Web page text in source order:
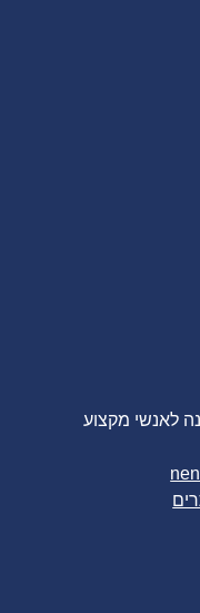
לאנשי מקצוע